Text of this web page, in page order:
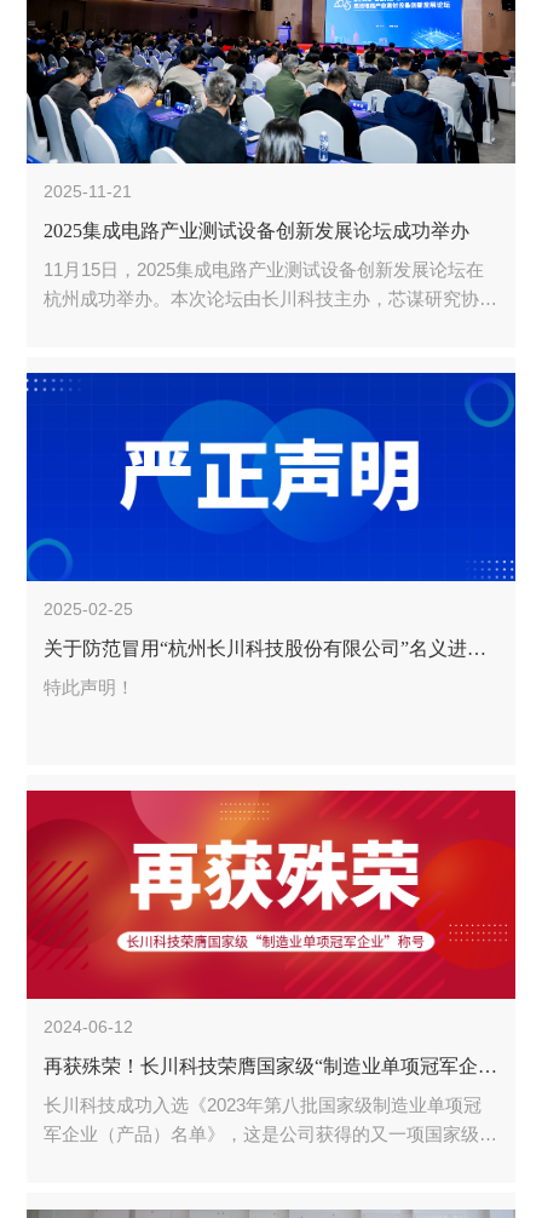
2025-11-21
2025集成电路产业测试设备创新发展论坛成功举办
11月15日，2025集成电路产业测试设备创新发展论坛在
杭州成功举办。本次论坛由长川科技主办，芯谋研究协
2025-02-25
关于防范冒用“杭州长川科技股份有限公司”名义进行虚假招聘的声明
特此声明！
2024-06-12
再获殊荣！长川科技荣膺国家级“制造业单项冠军企业”称号
长川科技成功入选《2023年第八批国家级制造业单项冠
军企业（产品）名单》，这是公司获得的又一项国家级重